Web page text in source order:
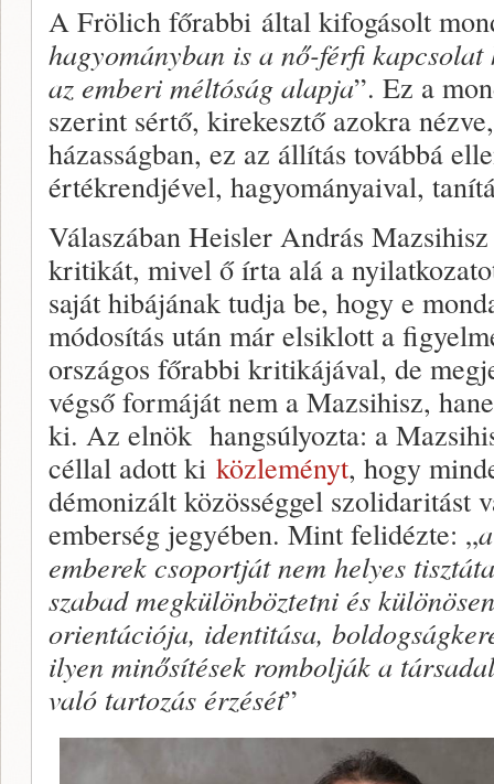
A Frölich főrabbi által kifogásolt
hagyományban is a nő-férfi kapcsolat
az emberi méltóság alapja”. Ez a
szerint sértő, kirekesztő azokra
házasságban, ez az állítás továbbá
értékrendjével, hagyományaival,
Válaszában Heisler András
kritikát, mivel ő írta alá a
saját hibájának tudja be, hogy e
módosítás után már elsiklott a
országos főrabbi kritikájával, de
végső formáját nem a Mazsihisz,
ki. Az elnök hangsúlyozta: a
céllal adott ki közleményt, hogy
démonizált közösséggel szolidaritást
emberség jegyében. Mint felidézte: „
emberek csoportját nem helyes
szabad megkülönböztetni és
orientációja, identitása,
ilyen minősítések rombolják a
való tartozás érzését”